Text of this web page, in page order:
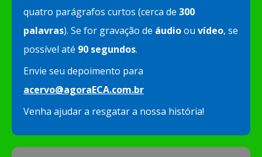
quatro parágrafos curtos (cerca de 300
palavras). Se for gravação de áudioou vídeo, se
possível até 90 segundos.
Envie seu depoimento para
acervo@agoraECA.com.br
Venha ajudar a resgatar a nossa história!